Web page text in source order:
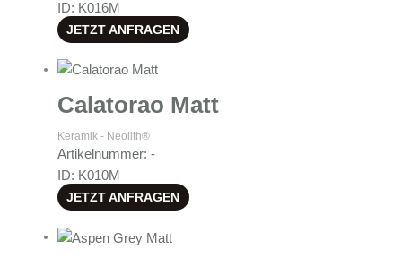
ID: K016M
JETZT ANFRAGEN
Calatorao Matt
Keramik - Neolith®
Artikelnummer: -
ID: K010M
JETZT ANFRAGEN